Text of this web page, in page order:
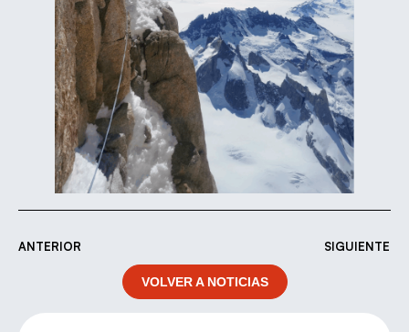
ANTERIOR SIGUIENTE
VOLVER A NOTICIAS